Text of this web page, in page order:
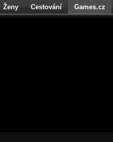
Ženy Cestování Games.cz